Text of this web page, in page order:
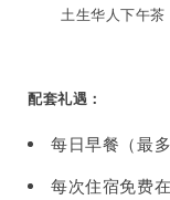
土生华人下午茶
配套礼遇：
每日早餐（最多
每次住宿免费